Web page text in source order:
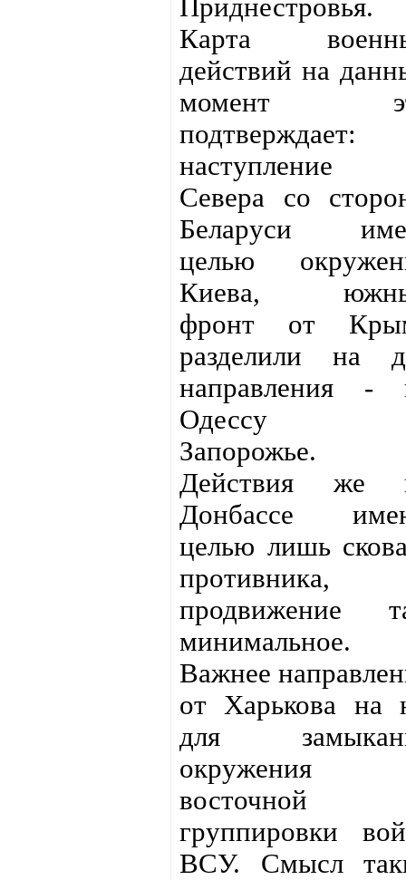
Приднестровья.
Карта
действий на
момент
подтверждает:
Севера со
Беларуси
целью
Киева,
фронт от
разделили на
направления -
Одессу
Запорожье.
Действия же
Донбассе
целью лишь
противника,
продвижение
минимальное.
Важнее
от Харькова на
для
окружения
восточной
группировки
ВСУ. Смысл